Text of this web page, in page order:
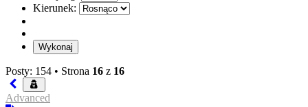
Kierunek:
Posty: 154 • Strona 16 z 16
Advanced